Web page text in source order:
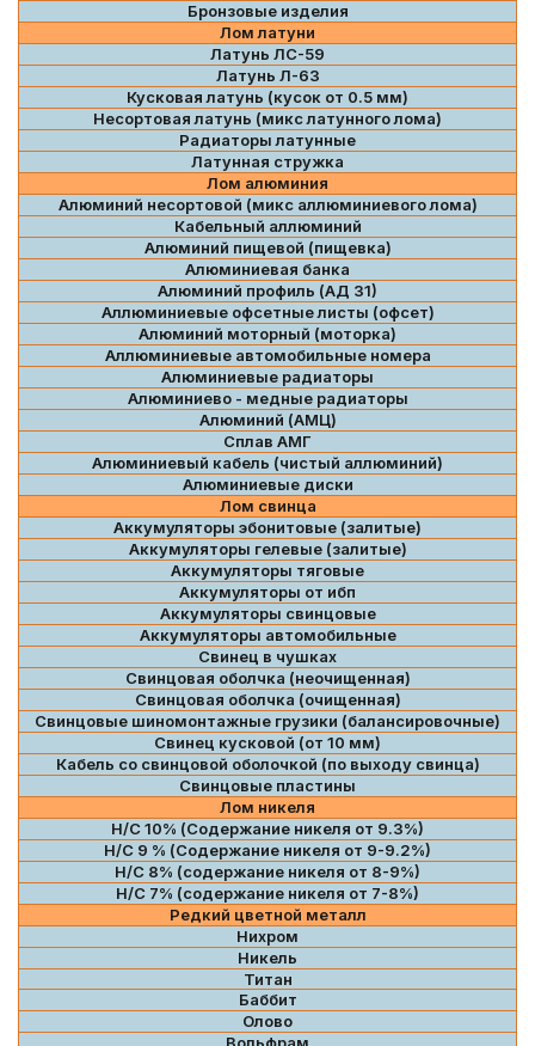
Бронзовые изделия
Лом латуни
Латунь ЛС-59
Латунь Л-63
Кусковая латунь (кусок от 0.5 мм)
Несортовая латунь (микс латунного лома)
Радиаторы латунные
Латунная стружка
Лом алюминия
Алюминий несортовой (микс аллюминиевого лома)
Кабельный аллюминий
Алюминий пищевой (пищевка)
Алюминиевая банка
Алюминий профиль (АД 31)
Аллюминиевые офсетные листы (офсет)
Алюминий моторный (моторка)
Аллюминиевые автомобильные номера
Алюминиевые радиаторы
Алюминиево - медные радиаторы
Алюминий (АМЦ)
Сплав АМГ
Алюминиевый кабель (чистый аллюминий)
Алюминиевые диски
Лом свинца
Аккумуляторы эбонитовые (залитые)
Аккумуляторы гелевые (залитые)
Аккумуляторы тяговые
Аккумуляторы от ибп
Аккумуляторы свинцовые
Аккумуляторы автомобильные
Свинец в чушках
Свинцовая оболчка (неочищенная)
Свинцовая оболчка (очищенная)
Свинцовые шиномонтажные грузики (балансировочные)
Свинец кусковой (от 10 мм)
Кабель со свинцовой оболочкой (по выходу свинца)
Свинцовые пластины
Лом никеля
Н/С 10% (Содержание никеля от 9.3%)
Н/С 9 % (Содержание никеля от 9-9.2%)
Н/С 8% (содержание никеля от 8-9%)
Н/С 7% (содержание никеля от 7-8%)
Редкий цветной металл
Нихром
Никель
Титан
Баббит
Олово